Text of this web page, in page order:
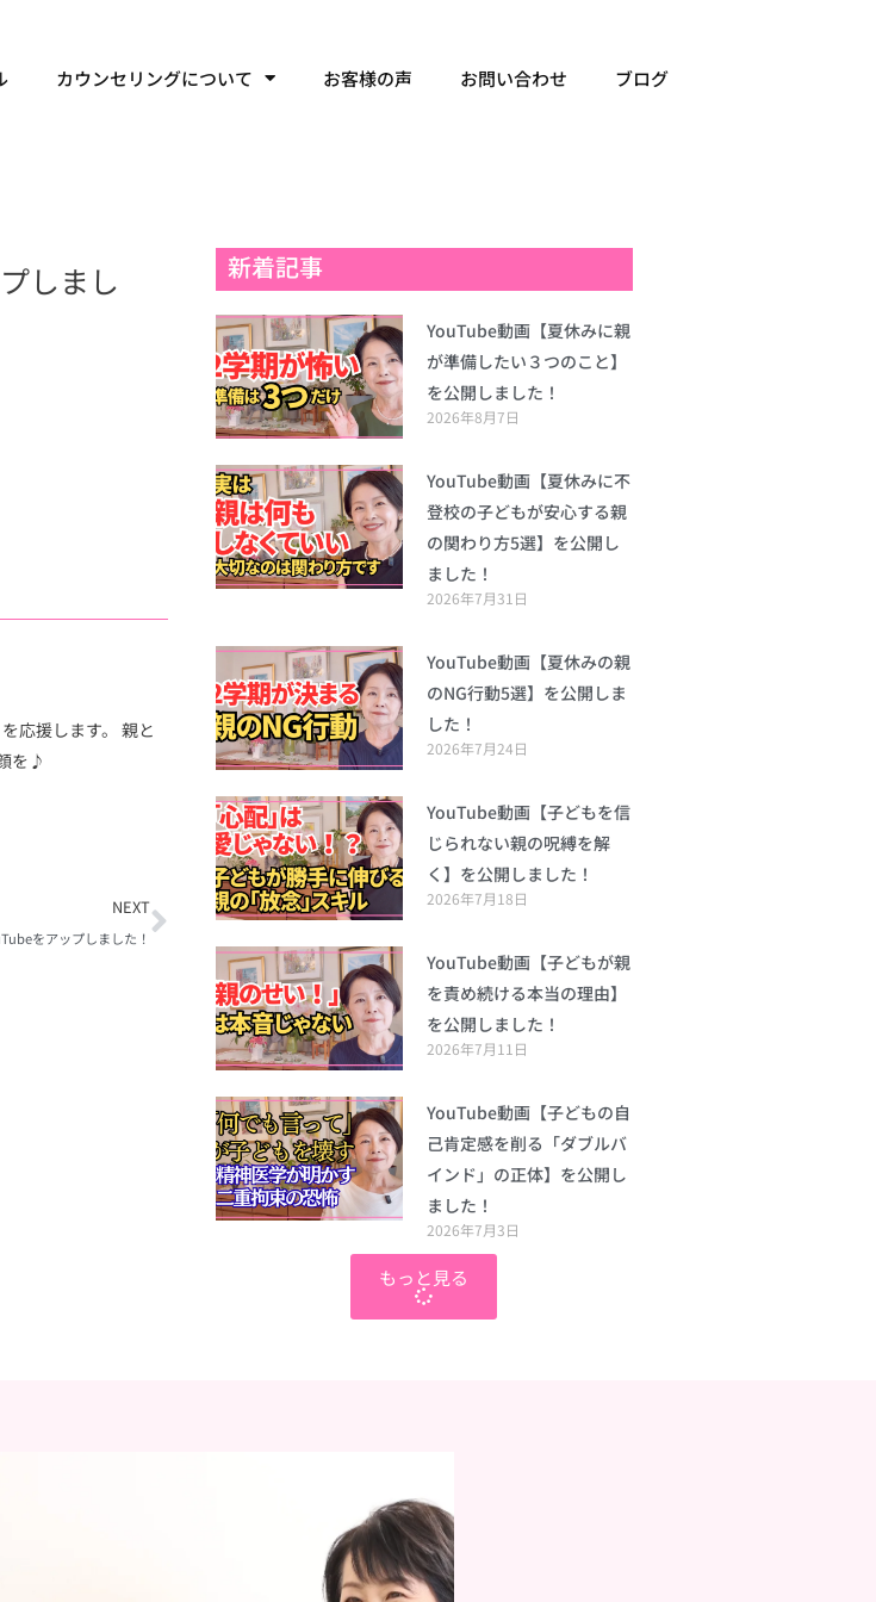
カウンセリングについて お客様の声 お問い合わせ ブログ
しまし
応援します。 親と
を♪
NEXT
をアップしました！
Next
新着記事
YouTube動画【夏休みに親
が準備したい３つのこと】
を公開しました！
2026年8月7日
YouTube動画【夏休みに不
登校の子どもが安心する親
の関わり方5選】を公開し
ました！
2026年7月31日
YouTube動画【夏休みの親
のNG行動5選】を公開しま
した！
2026年7月24日
YouTube動画【子どもを信
じられない親の呪縛を解
く】を公開しました！
2026年7月18日
YouTube動画【子どもが親
を責め続ける本当の理由】
を公開しました！
2026年7月11日
YouTube動画【子どもの自
己肯定感を削る「ダブルバ
インド」の正体】を公開し
ました！
2026年7月3日
もっと見る